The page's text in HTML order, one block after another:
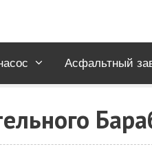
Асфальтный